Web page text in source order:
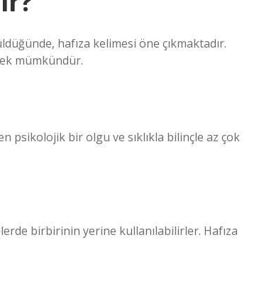
hafıza kelimesi öne çıkmaktadır.
mümkündür.
psikolojik bir olgu ve sıklıkla bilinçle az çok
birbirinin yerine kullanılabilirler. Hafıza